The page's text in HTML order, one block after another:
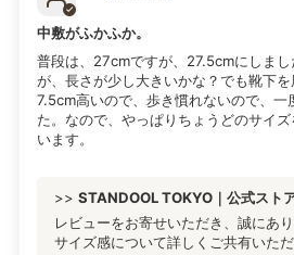
中敷がふかふか。
普段は、27cmですが、27.5cmにしま
が、長さが少し大きいかな？でも靴下を
7.5cm高いので、歩き慣れないので、一
た。なので、やっぱりちょうどのサイ
います。
>> STANDOOL TOKYO｜公式スト
レビューをお寄せいただき、誠にあ
サイズ感について詳しくご共有いた